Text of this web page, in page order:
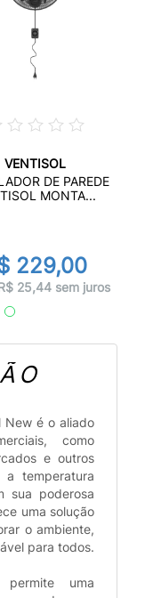
VENTISOL
DE PAREDE
MONTA...
229,00
25,44 sem juros
New é o aliado
como
e outros
temperatura
sua poderosa
uma solução
o ambiente,
para todos.
uma